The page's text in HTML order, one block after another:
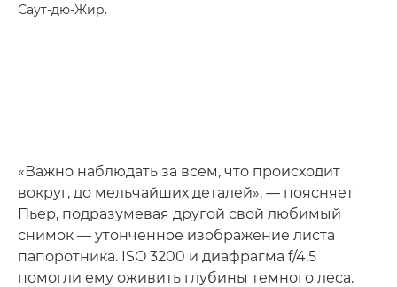
Саут-дю-Жир.
«Важно наблюдать за всем, что происходит
вокруг, до мельчайших деталей», — поясняет
Пьер, подразумевая другой свой любимый
снимок — утонченное изображение листа
папоротника. ISO 3200 и диафрагма f/4.5
помогли ему оживить глубины темного леса.